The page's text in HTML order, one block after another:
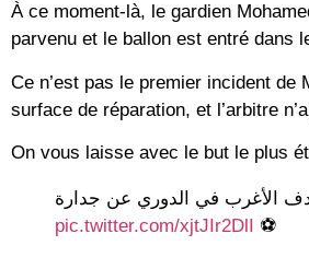
À ce moment-là, le gardien
parvenu et le ballon est entré dans
Ce n’est pas le premier incident
surface de réparation, et l’arbitre
On vous laisse avec le but le plus
الأغرب في الدوري عن جدارة
⚽
pic.twitter.com/xjtJIr2DlI